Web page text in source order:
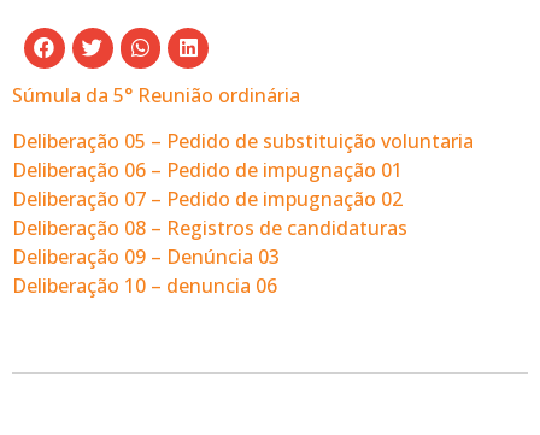
Súmula da 5° Reunião ordinária
Deliberação 05 – Pedido de substituição voluntaria
Deliberação 06 – Pedido de impugnação 01
Deliberação 07 – Pedido de impugnação 02
Deliberação 08 – Registros de candidaturas
Deliberação 09 – Denúncia 03
Deliberação 10 – denuncia 06